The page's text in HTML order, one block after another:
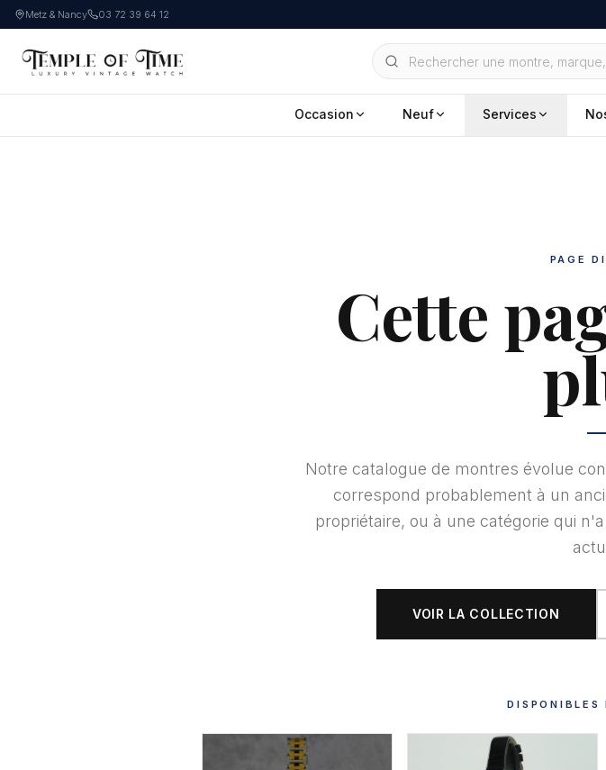
Metz & Nancy 03 72 39 64 12
Occasion Neuf Services
PAGE
Cette
Notre catalogue de montres évolue
correspond probablement à un
propriétaire, ou à une catégorie qui
VOIR LA COLLECTION
DISPONIBLES